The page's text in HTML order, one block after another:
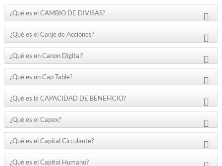
¿Qué es el CAMBIO DE DIVISAS?
¿Qué es el Canje de Acciones?
¿Qué es un Canon Digital?
¿Qué es un Cap Table?
¿Qué es la CAPACIDAD DE BENEFICIO?
¿Qué es el Capex?
¿Qué es el Capital Circulante?
¿Qué es el Capital Humano?